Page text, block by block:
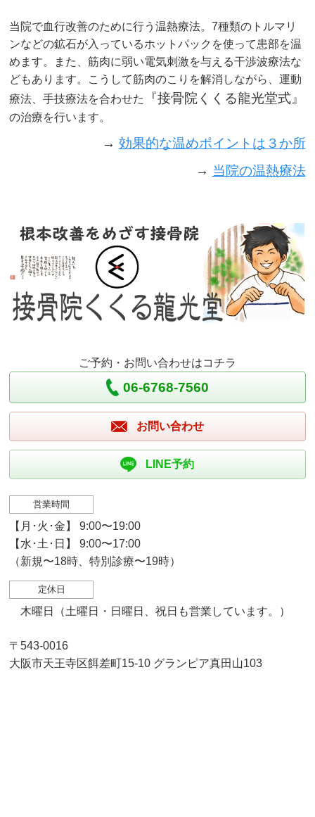
当院で血行改善のために行う温熱療法。7種類のトルマリ
ンなどの鉱石が入っているホットパックを使って患部を温
めます。また、筋肉に弱い電気刺激を与える干渉波療法な
どもあります。こうして筋肉のこりを解消しながら、運動
療法、手技療法を合わせた
『接骨院くくる龍光堂式』
の治療を行います。
→ 効果的な温めポイントは３か所
→ 当院の温熱療法
ご予約・お問い合わせはコチラ
06-6768-7560
お問い合わせ
LINE予約
営業時間
【月･火･金】 9:00〜19:00
【水･土･日】 9:00〜17:00
（新規〜18時、特別診療〜19時）
定休日
木曜日（土曜日・日曜日、祝日も営業しています。）
〒543-0016
大阪市天王寺区餌差町15-10 グランピア真田山103